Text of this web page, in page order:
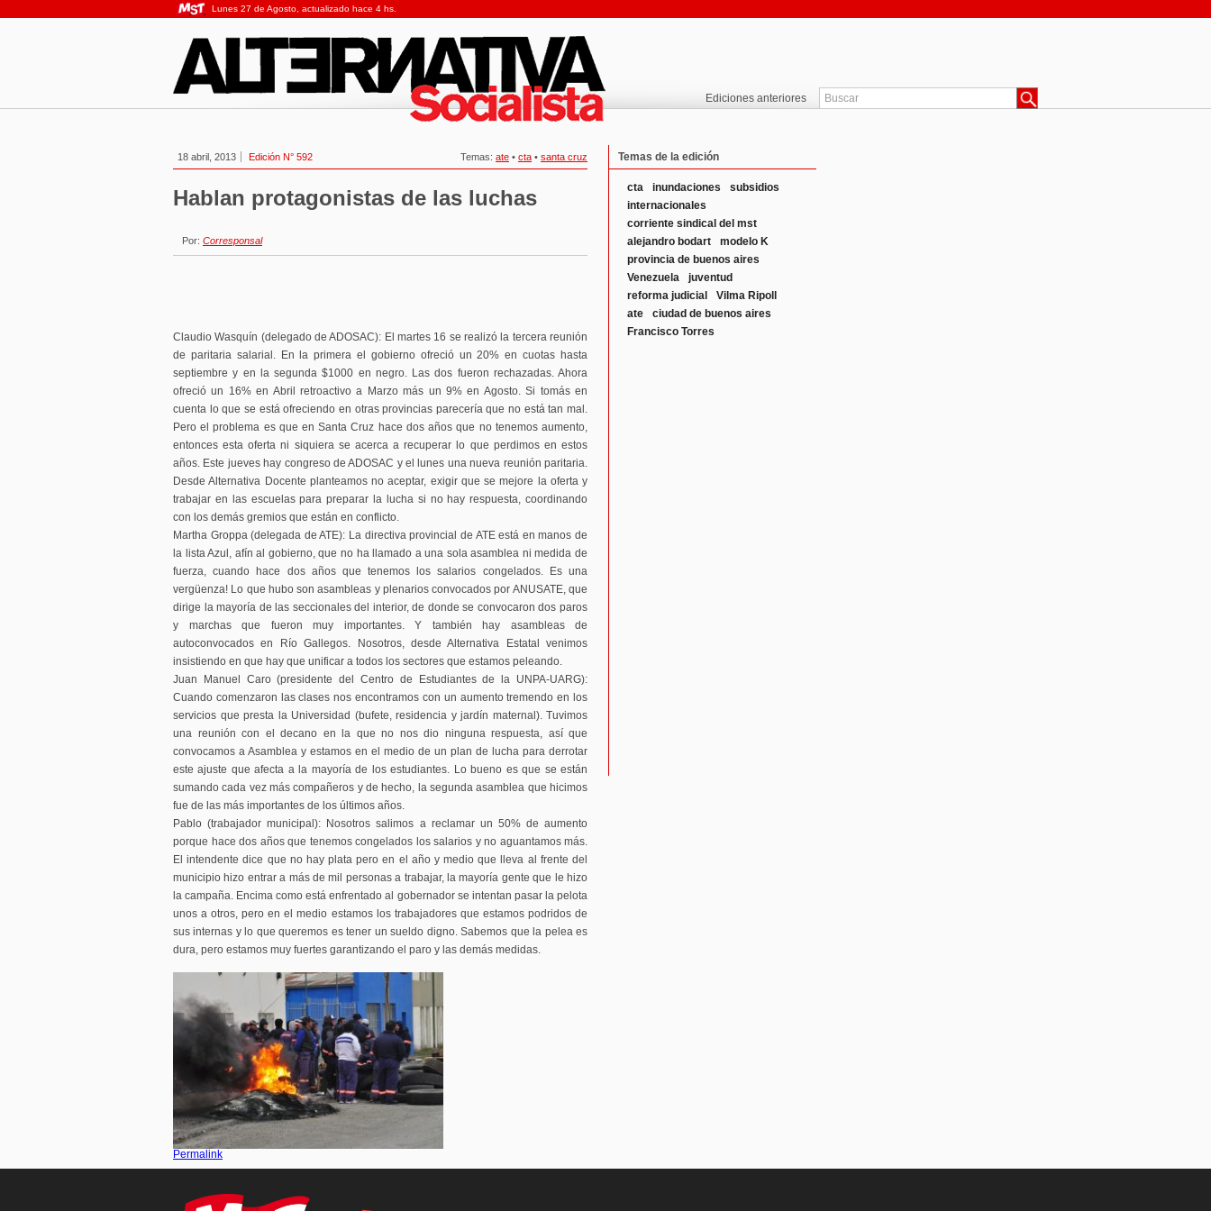
Lunes 27 de Agosto, actualizado hace 4 hs.
Ediciones anteriores
18 abril, 2013 Edición N° 592 Temas: ate • cta • santa cruz
Hablan protagonistas de las luchas
Por: Corresponsal
Claudio Wasquín (delegado de ADOSAC): El martes 16 se realizó la tercera reunión
de paritaria salarial. En la primera el gobierno ofreció un 20% en cuotas hasta
septiembre y en la segunda $1000 en negro. Las dos fueron rechazadas. Ahora
ofreció un 16% en Abril retroactivo a Marzo más un 9% en Agosto. Si tomás en
cuenta lo que se está ofreciendo en otras provincias parecería que no está tan mal.
Pero el problema es que en Santa Cruz hace dos años que no tenemos aumento,
entonces esta oferta ni siquiera se acerca a recuperar lo que perdimos en estos
años. Este jueves hay congreso de ADOSAC y el lunes una nueva reunión paritaria.
Desde Alternativa Docente planteamos no aceptar, exigir que se mejore la oferta y
trabajar en las escuelas para preparar la lucha si no hay respuesta, coordinando
con los demás gremios que están en conflicto.
Martha Groppa (delegada de ATE): La directiva provincial de ATE está en manos de
la lista Azul, afín al gobierno, que no ha llamado a una sola asamblea ni medida de
fuerza, cuando hace dos años que tenemos los salarios congelados. Es una
vergüenza! Lo que hubo son asambleas y plenarios convocados por ANUSATE, que
dirige la mayoría de las seccionales del interior, de donde se convocaron dos paros
y marchas que fueron muy importantes. Y también hay asambleas de
autoconvocados en Río Gallegos. Nosotros, desde Alternativa Estatal venimos
insistiendo en que hay que unificar a todos los sectores que estamos peleando.
Juan Manuel Caro (presidente del Centro de Estudiantes de la UNPA-UARG):
Cuando comenzaron las clases nos encontramos con un aumento tremendo en los
servicios que presta la Universidad (bufete, residencia y jardín maternal). Tuvimos
una reunión con el decano en la que no nos dio ninguna respuesta, así que
convocamos a Asamblea y estamos en el medio de un plan de lucha para derrotar
este ajuste que afecta a la mayoría de los estudiantes. Lo bueno es que se están
sumando cada vez más compañeros y de hecho, la segunda asamblea que hicimos
fue de las más importantes de los últimos años.
Pablo (trabajador municipal): Nosotros salimos a reclamar un 50% de aumento
porque hace dos años que tenemos congelados los salarios y no aguantamos más.
El intendente dice que no hay plata pero en el año y medio que lleva al frente del
municipio hizo entrar a más de mil personas a trabajar, la mayoría gente que le hizo
la campaña. Encima como está enfrentado al gobernador se intentan pasar la pelota
unos a otros, pero en el medio estamos los trabajadores que estamos podridos de
sus internas y lo que queremos es tener un sueldo digno. Sabemos que la pelea es
dura, pero estamos muy fuertes garantizando el paro y las demás medidas.
Permalink
Temas de la edición
cta inundaciones
subsidios
internacionales
corriente sindical del mst
alejandro bodart
modelo K
provincia de buenos aires
Venezuela
juventud
reforma judicial
Vilma Ripoll
ate
ciudad de buenos aires
Francisco Torres